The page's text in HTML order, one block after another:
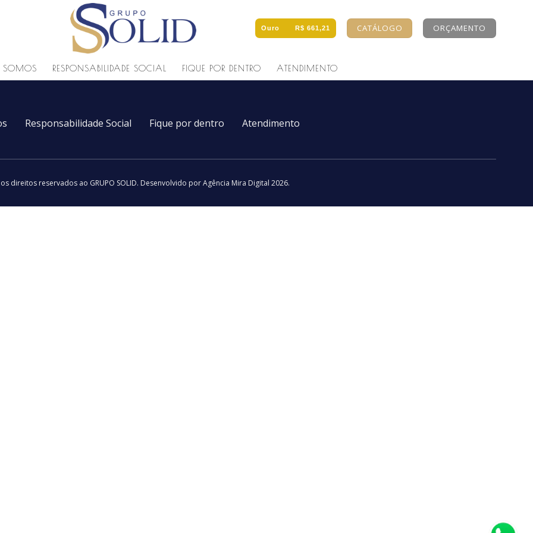
Ouro R$ 661,21 CATÁLOGO ORÇAMENTO
SOMOS RESPONSABILIDADE SOCIAL FIQUE POR DENTRO ATENDIMENTO
Responsabilidade Social Fique por dentro Atendimento
direitos reservados ao GRUPO SOLID. Desenvolvido por Agência Mira Digital 2026.